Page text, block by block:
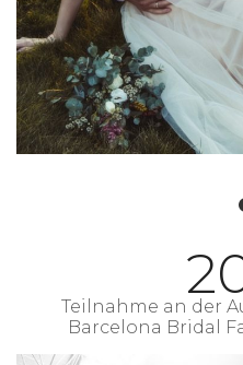
Teilnahme an der
Barcelona Bridal